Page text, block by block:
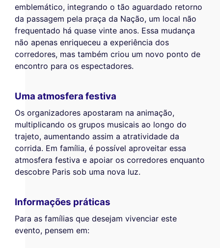
emblemático, integrando o tão aguardado retorno
da passagem pela praça da Nação, um local não
frequentado há quase vinte anos. Essa mudança
não apenas enriqueceu a experiência dos
corredores, mas também criou um novo ponto de
encontro para os espectadores.
Uma atmosfera festiva
Os organizadores apostaram na animação,
multiplicando os grupos musicais ao longo do
trajeto, aumentando assim a atratividade da
corrida. Em família, é possível aproveitar essa
atmosfera festiva e apoiar os corredores enquanto
descobre Paris sob uma nova luz.
Informações práticas
Para as famílias que desejam vivenciar este
evento, pensem em: